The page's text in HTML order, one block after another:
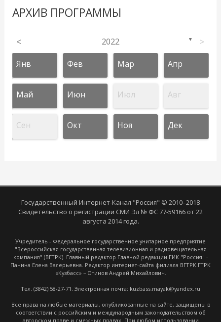
АРХИВ ПРОГРАММЫ
< 2022 ▼ >
Янв Фев Мар Апр
Май Июн Июл Авг
Сен Окт Ноя Дек
Государственный Интернет-Канал "Россия" © 2010–2018
Свидетельство о регистрации СМИ Эл № ФС 77-59166 от 22
августа 2014 года.
Учредитель - Федеральное государственное унитарное предприятие
"Всероссийская государственная телевизионная и радиовещательная
компания" (ВГТРК). Главный редактор Главной редакции ГИК "Россия" -
Панина Елена Валерьевна. Редактор интернет-сайта филиала ВГТРК ГТРК
«Кузбасс» – Отинов Андрей Михайлович.
Тел. (3842) 58-27-71. Электронная почта: kuzbass.mayak@yandex.ru
Все права на любые материалы, опубликованные на сайте, защищены в
соответствии с российским и международным законодательством об
авторском праве и смежных правах. При любом использовании